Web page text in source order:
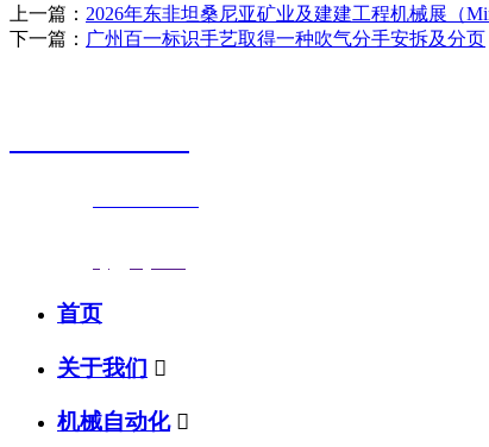
上一篇： 2026年东非坦桑尼亚矿业及建建工程机械展（
下一篇： 广州百一标识手艺取得一种吹气分手安拆及分页
首页
关于我们 
机械自动化 